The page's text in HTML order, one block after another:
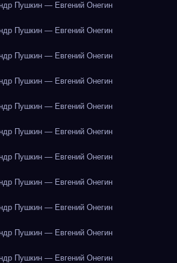
Пушкин — Евгений Онегин
Пушкин — Евгений Онегин
Пушкин — Евгений Онегин
Пушкин — Евгений Онегин
Пушкин — Евгений Онегин
Пушкин — Евгений Онегин
Пушкин — Евгений Онегин
Пушкин — Евгений Онегин
Пушкин — Евгений Онегин
Пушкин — Евгений Онегин
Пушкин — Евгений Онегин